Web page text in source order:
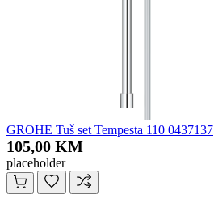
GROHE Tuš set Tempesta 110 0437137
105,00 KM
placeholder